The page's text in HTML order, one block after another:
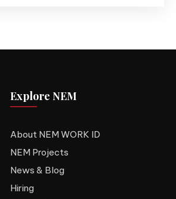
Explore NEM
About NEM WORK ID
NEM Projects
News & Blog
Hiring